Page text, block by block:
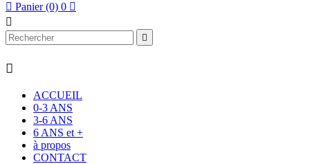
 Panier (0) 0 



ACCUEIL
0-3 ANS
3-6 ANS
6 ANS et +
à propos
CONTACT